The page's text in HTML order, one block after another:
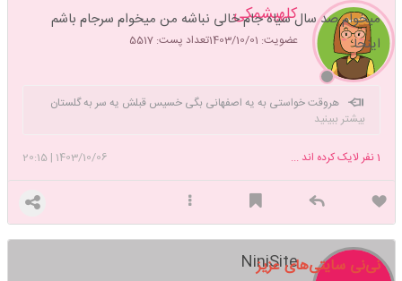
کلهپشمکی
عضویت: 1403/10/01 تعداد پست: 5517
میخوام صد سال سیاه جام خالی نباشه من میخوام سرجام باشم
اینجا
هروقت خواستی به یه اصفهانی بگی خسیس قبلش یه سر به گلستان
شهداش بزن 😎اره دایی اینجوریاس
بیشتر ببینید
1403/10/06
|
20:15 1نفر لایک کرده اند ...
NiniSite
نی‌نی سایتی‌های عزیز